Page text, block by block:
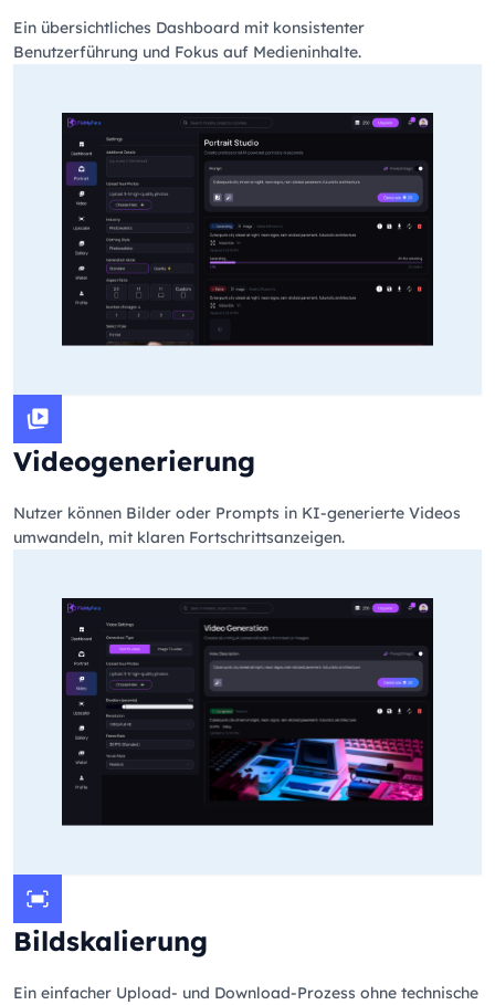
Ein übersichtliches Dashboard mit konsistenter
Benutzerführung und Fokus auf Medieninhalte.
Videogenerierung
Nutzer können Bilder oder Prompts in KI-generierte Videos
umwandeln, mit klaren Fortschrittsanzeigen.
Bildskalierung
Ein einfacher Upload- und Download-Prozess ohne technische